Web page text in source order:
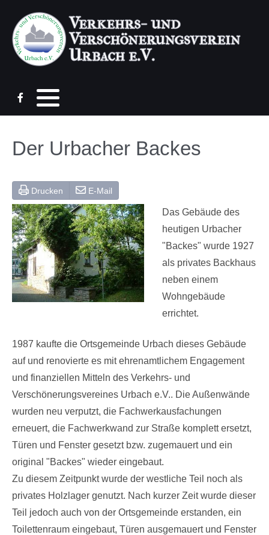
Der Urbacher Backes
Drucken E-Mail
Das Gebäude des
heutigen Urbacher
"Backes" wurde 1927
als privates Backhaus
neben einem
Wohngebäude
errichtet.
1987 kaufte die Ortsgemeinde Urbach dieses Gebäude
auf und renovierte es mit ehrenamtlichem Engagement
und finanziellen Mitteln des Verkehrs- und
Verschönerungsvereines Urbach e.V.. Die Außenwände
wurden neu verputzt, die Fachwerkausfachungen
erneuert, die Fachwerkwand zur Straße komplett ersetzt,
Türen und Fenster gesetzt bzw. zugemauert und ein
original "Backes" wieder eingebaut.
Zu diesem Zeitpunkt wurde der westliche Teil noch als
privates Holzlager genutzt. Nach kurzer Zeit wurde dieser
Teil jedoch auch von der Ortsgemeinde erstanden, ein
Toilettenraum eingebaut, Türen ausgemauert und Fenster
aus Urbach und Umgebung...
Jugendheim Urbach (Silvanus)
TSG Urbach/Dernbach e.V.
Westerwaldverein
Puderbacher Land